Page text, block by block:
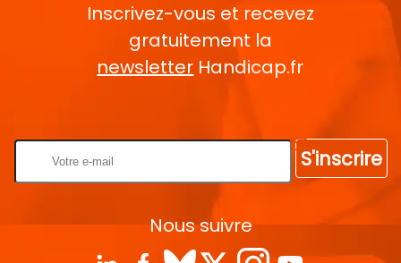
Inscrivez-vous et recevez
gratuitement la
newsletter Handicap.fr
S'inscrire
Nous suivre